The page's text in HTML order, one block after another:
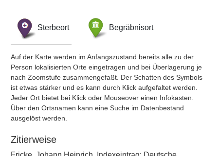
Sterbeort Begräbnisort
Auf der Karte werden im Anfangszustand bereits alle zu der
Person lokalisierten Orte eingetragen und bei Überlagerung je
nach Zoomstufe zusammengefaßt. Der Schatten des Symbols
ist etwas stärker und es kann durch Klick aufgefaltet werden.
Jeder Ort bietet bei Klick oder Mouseover einen Infokasten.
Über den Ortsnamen kann eine Suche im Datenbestand
ausgelöst werden.
Zitierweise